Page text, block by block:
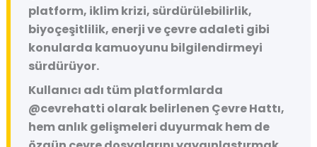
platform, iklim krizi, sürdürülebilirlik,
biyoçeşitlilik, enerji ve çevre adaleti gibi
konularda kamuoyunu bilgilendirmeyi
sürdürüyor.
Kullanıcı adı tüm platformlarda
@cevrehatti olarak belirlenen Çevre Hattı,
hem anlık gelişmeleri duyurmak hem de